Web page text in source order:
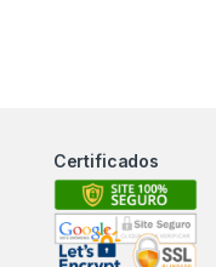
Certificados